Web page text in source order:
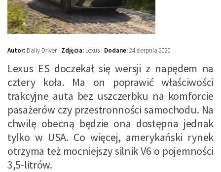
Autor: Daily Driver · Zdjęcia: Lexus · Dodane:24 sierpnia 2020
Lexus ES doczekał się wersji z napędem na
cztery koła. Ma on poprawić właściwości
trakcyjne auta bez uszczerbku na komforcie
pasażerów czy przestronności samochodu. Na
chwilę obecną będzie ona dostępna jednak
tylko w USA. Co więcej, amerykański rynek
otrzyma też mocniejszy silnik V6 o pojemności
3,5-litrów.